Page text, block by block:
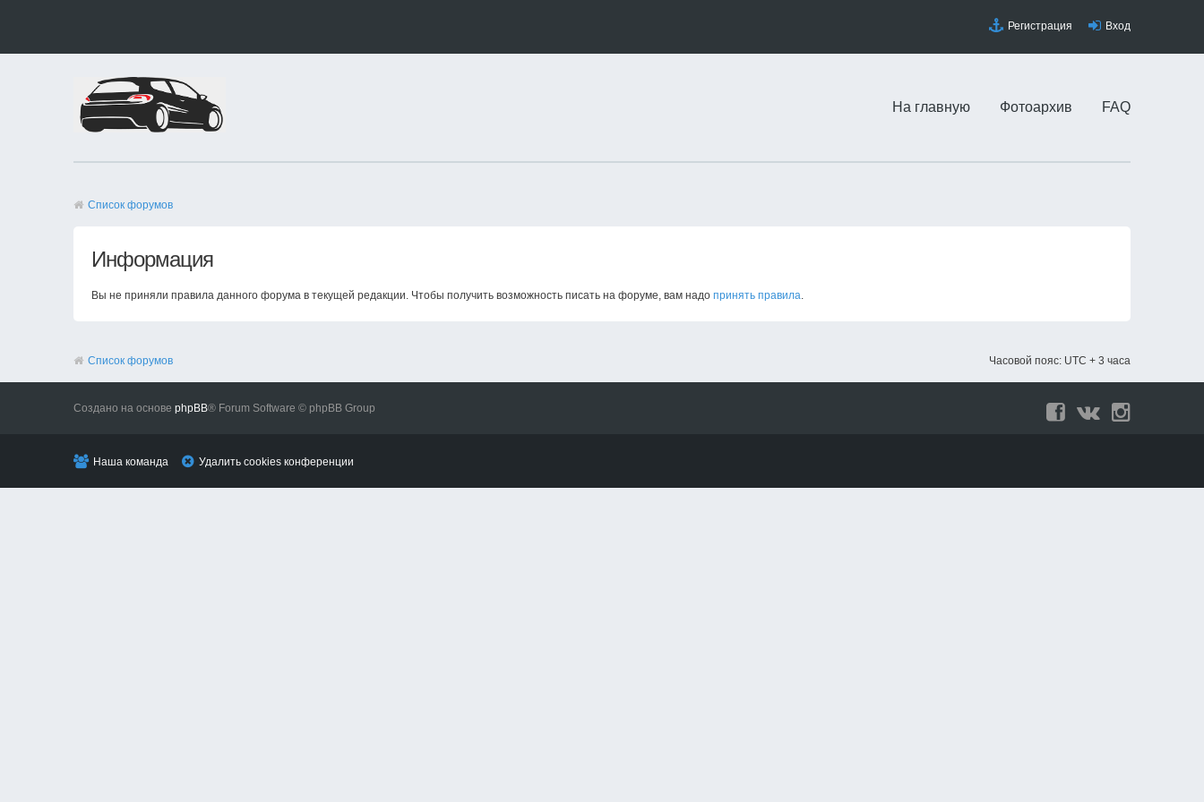
Регистрация Вход
На главную Фотоархив FAQ
Список форумов
Информация
Вы не приняли правила данного форума в текущей редакции. Чтобы получить возможность писать на форуме, вам надо принять правила.
Список форумов Часовой пояс: UTC + 3 часа
Создано на основе phpBB® Forum Software © phpBB Group
Наша команда Удалить cookies конференции